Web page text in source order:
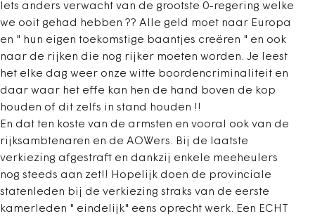
Iets anders verwacht van de grootste 0-regering welke
we ooit gehad hebben ?? Alle geld moet naar Europa
en " hun eigen toekomstige baantjes creëren " en ook
naar de rijken die nog rijker moeten worden. Je leest
het elke dag weer onze witte boordencriminaliteit en
daar waar het effe kan hen de hand boven de kop
houden of dit zelfs in stand houden !!
En dat ten koste van de armsten en vooral ook van de
rijksambtenaren en de AOWers. Bij de laatste
verkiezing afgestraft en dankzij enkele meeheulers
nog steeds aan zet!! Hopelijk doen de provinciale
statenleden bij de verkiezing straks van de eerste
kamerleden " eindelijk" eens oprecht werk. Een ECHT